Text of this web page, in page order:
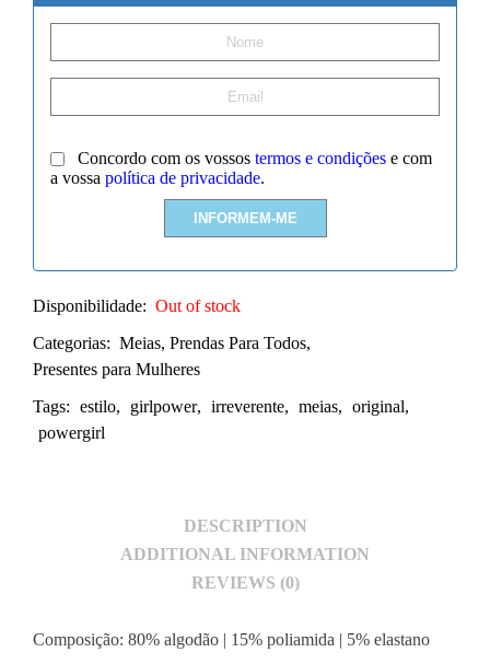
Concordo com os vossos termos e condições e com
a vossa política de privacidade.
Disponibilidade: Out of stock
Categorias: Meias, Prendas Para Todos,
Presentes para Mulheres
Tags: estilo, girlpower, irreverente, meias, original,
powergirl
DESCRIPTION
ADDITIONAL INFORMATION
REVIEWS (0)
Composição: 80% algodão | 15% poliamida | 5% elastano